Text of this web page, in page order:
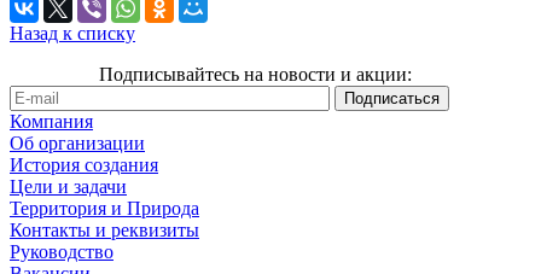
Назад к списку
Подписывайтесь на новости и акции:
Компания
Об организации
История создания
Цели и задачи
Территория и Природа
Контакты и реквизиты
Руководство